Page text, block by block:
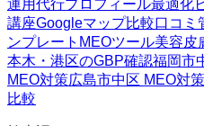
運用代行プロフィール最適化
講座Googleマップ比較口コミ
ンプレート MEOツール美容皮
本木・港区のGBP確認福岡市
MEO対策広島市中区 MEO対策
比較